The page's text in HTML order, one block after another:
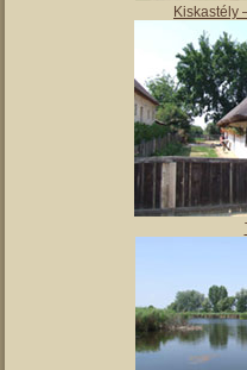
Magyar Nemzeti Múzeum
Kiskastély